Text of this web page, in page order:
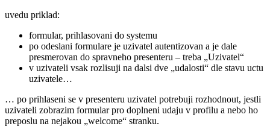
uvedu priklad:
formular, prihlasovani do systemu
po odeslani formulare je uzivatel autentizovan a je dale
presmerovan do spravneho presenteru – treba „Uzivatel“
v uzivateli vsak rozlisuji na dalsi dve „udalosti“ dle stavu uctu
uzivatele…
… po prihlaseni se v presenteru uzivatel potrebuji rozhodnout, jestli
uzivateli zobrazim formular pro doplneni udaju v profilu a nebo ho
preposlu na nejakou „welcome“ stranku.